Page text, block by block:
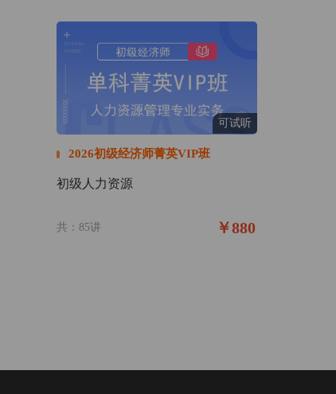
可试听
2026初级经济师菁英VIP班
初级人力资源
共：85讲 ￥880